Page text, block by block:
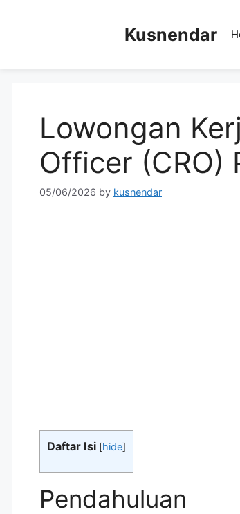
Kusnendar
Lowongan
Officer (CRO)
05/06/2026 by kusnendar
Daftar Isi [hide]
Pendahuluan